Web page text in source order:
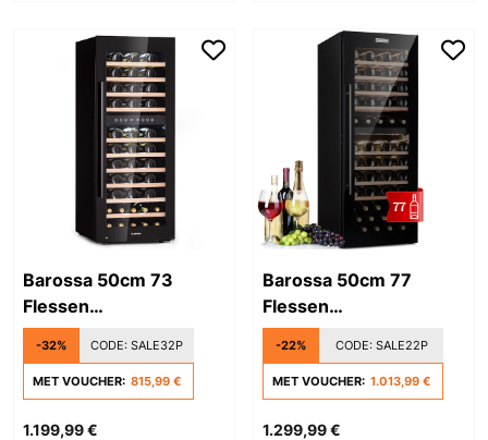
Barossa 50cm 73
Flessen
Wijnklimaatkast 2
Zones Zwart
-32% CODE: SALE32P
MET VOUCHER: 815,99 €
1.199,99 €
Barossa 50cm 77
Flessen
Wijnklimaatkast 2
Zones Zwart
-22% CODE: SALE22P
MET VOUCHER: 1.013,99 €
1.299,99 €